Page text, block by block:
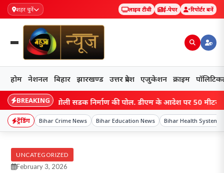
शहर चुनें लाइव टीवी ई-पेपर रिपोर्टर बनें
होम नेशनल बिहार झारखण्ड उत्तर प्रदेश एजुकेशन क्राइम
BREAKING
ने खोली सड़क निर्माण की पोल, डीएम के आदेश पर 50 मीटर सड़क
ट्रेंडिंग Bihar Crime News Bihar Education News Bihar Health System
UNCATEGORIZED
February 3, 2026